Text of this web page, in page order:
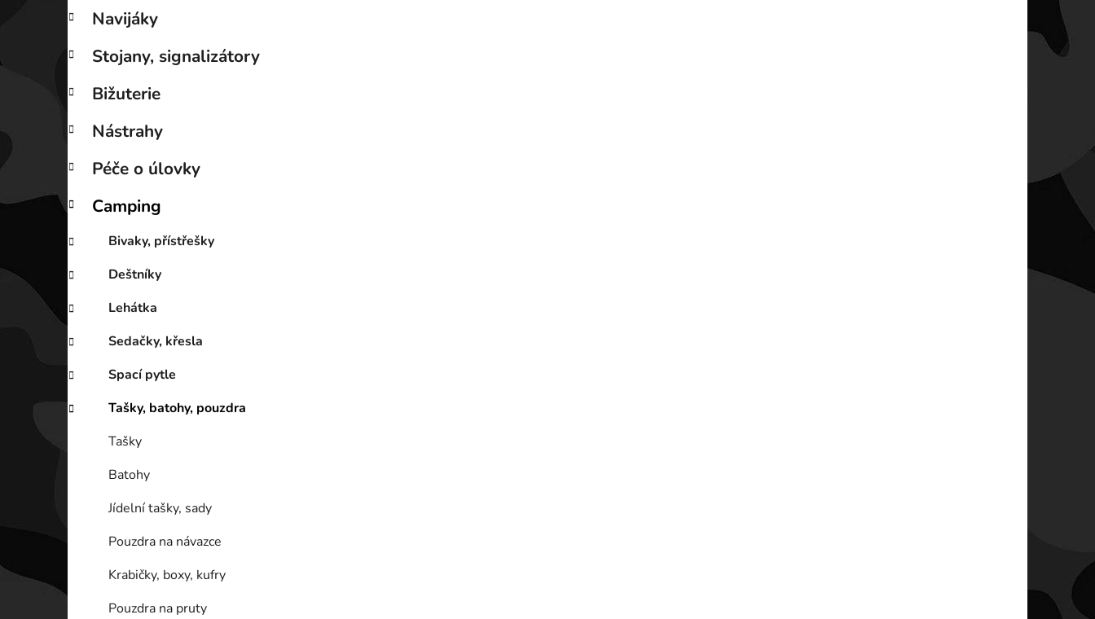
Navijáky
Stojany, signalizátory
Bižuterie
Nástrahy
Péče o úlovky
Camping
Bivaky, přístřešky
Deštníky
Lehátka
Sedačky, křesla
Spací pytle
Tašky, batohy, pouzdra
Tašky
Batohy
Jídelní tašky, sady
Pouzdra na návazce
Krabičky, boxy, kufry
Pouzdra na pruty